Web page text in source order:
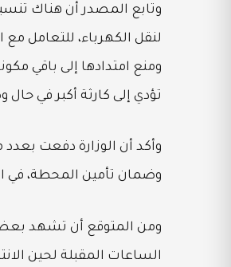
وتابع المصدر أن هناك
لنقل الكهرباء، للتعامل
ومنع امتدادها إلى باقي
تؤدي إلى كارثة أكبر في حال
وأكد أن الوزارة دفعت
وضمان تأمين المحطة، في
ومن المتوقع أن تشهد بعض
الساعات المقبلة لحين